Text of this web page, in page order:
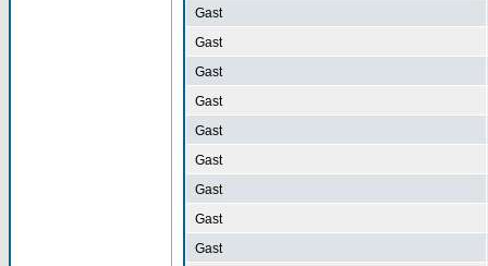
Gast
Gast
Gast
Gast
Gast
Gast
Gast
Gast
Gast